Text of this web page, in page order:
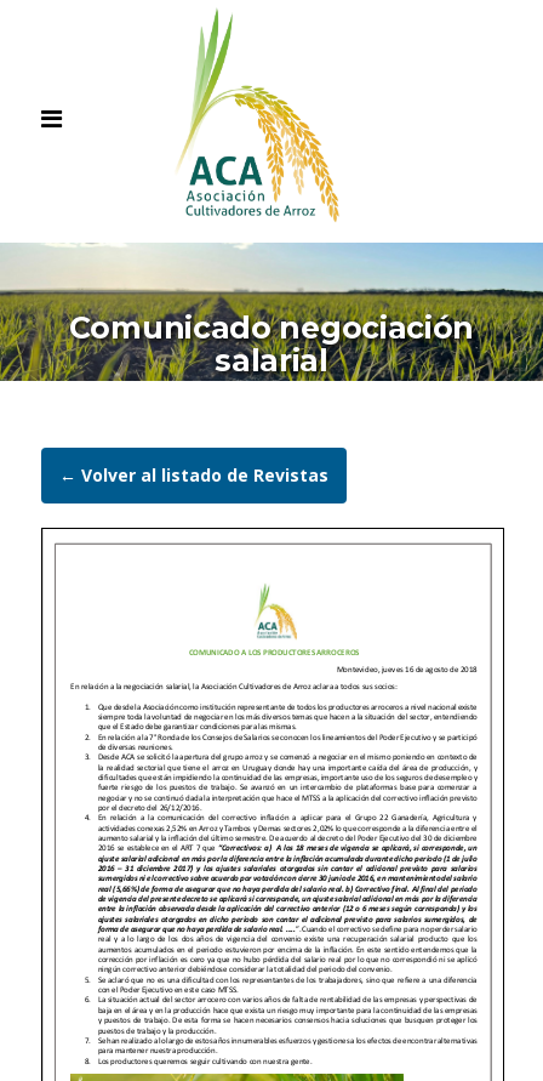
Comunicado negociación
salarial
← Volver al listado de Revistas